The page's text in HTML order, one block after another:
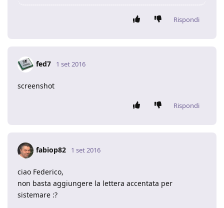
Rispondi
fed7 1 set 2016
screenshot
Rispondi
fabiop82 1 set 2016
ciao Federico,
non basta aggiungere la lettera accentata per
sistemare :?